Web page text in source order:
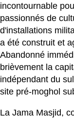
incontournable
passionnés de
d'installations
a été construit et
Abandonné
brièvement la
indépendant du
site pré-moghol
La Jama Masjid,